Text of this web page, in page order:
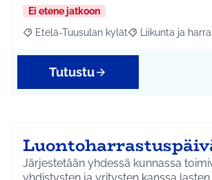
Ei etene jatkoon
Rajaa tulokset aihepiirin mukaan: Etelä-
Etelä-Tuusulan kylät Rajaa tulokset
Liikunta ja
Tutustu
Järjestetään yhdessä kunnassa